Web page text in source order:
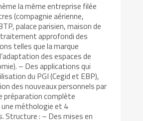
la même entreprise filée
(compagnie aérienne,
palace parisien, maison de
approfondi des
telles que la marque
des espaces de
– Des applications qui
du PGI (Cegid et EBP),
des nouveaux personnels par
préparation complète
une méthologie et 4
Structure : – Des mises en